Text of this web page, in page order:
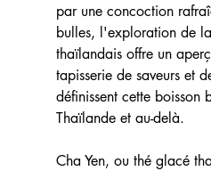
par une concoction
bulles, l'exploration de
thaïlandais offre un
tapisserie de saveurs et
définissent cette boisson
Thaïlande et au-delà.
Cha Yen, ou thé glacé